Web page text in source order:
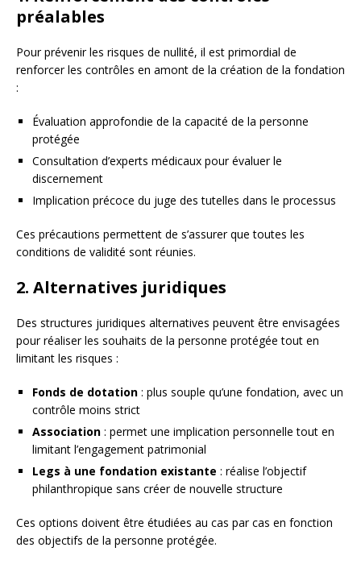
préalables
Pour prévenir les risques de nullité, il est primordial de
renforcer les contrôles en amont de la création de la fondation
:
Évaluation approfondie de la capacité de la personne
protégée
Consultation d’experts médicaux pour évaluer le
discernement
Implication précoce du juge des tutelles dans le processus
Ces précautions permettent de s’assurer que toutes les
conditions de validité sont réunies.
2. Alternatives juridiques
Des structures juridiques alternatives peuvent être envisagées
pour réaliser les souhaits de la personne protégée tout en
limitant les risques :
Fonds de dotation : plus souple qu’une fondation, avec un
contrôle moins strict
Association : permet une implication personnelle tout en
limitant l’engagement patrimonial
Legs à une fondation existante : réalise l’objectif
philanthropique sans créer de nouvelle structure
Ces options doivent être étudiées au cas par cas en fonction
des objectifs de la personne protégée.